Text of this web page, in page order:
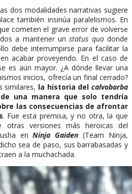
dos modalidades narrativas sugiere
también insinúa paralelismos. En
cometen el grave error de volverse
a mantener unstatus quo donde
debe interrumpirse para facilitar la
acabar proveyendo. En el caso de
es aún mayor. ¿A dónde llevar una
inicios, ofrecía un final cerrado?
similares, la historia del calvobarba
una manera que solo tendría
las consecuencias de afrontar
. Fue esta premisa, y no otra, la que
otras versiones más heroicas del
enNinja Gaiden(Team Ninja,
sea de paso, sus barrabasadas y
a la muchachada.